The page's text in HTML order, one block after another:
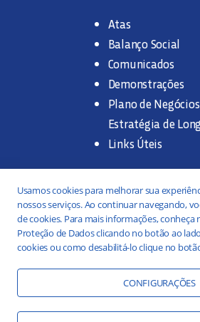
Atas
Balanço Social
Comunicados
Demonstrações
Plano de
Estratégia de
Links Úteis
Trabalhe na SANASA
Concurso Público
Estágio
Portal da
Práticas ESG
Usamos cookies para melhorar sua
nossos serviços. Ao continuar navegando,
de cookies. Para mais informações, conheça
Proteção de Dados clicando no botão ao
cookies ou como desabilitá-lo clique no
CONFIGURAÇÕES